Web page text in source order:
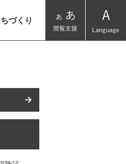
づくり